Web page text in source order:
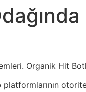
Organik Hit